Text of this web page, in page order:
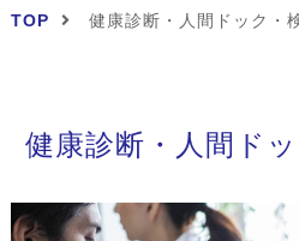
TOP 健康診断・人間ドック・
健康診断・人間ド